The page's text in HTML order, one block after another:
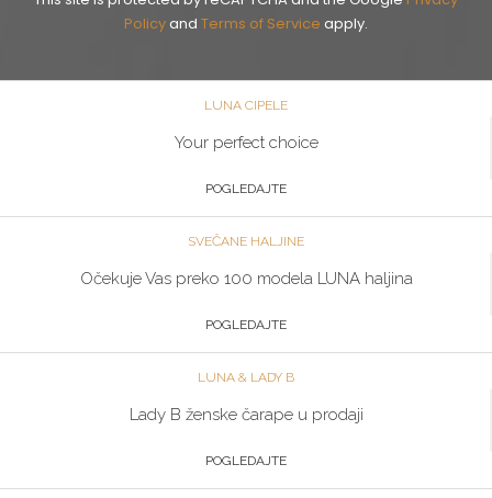
Policyand Terms of Service apply.
LUNA CIPELE
Your perfect choice
POGLEDAJTE
SVEČANE HALJINE
Očekuje Vas preko 100 modela LUNA haljina
POGLEDAJTE
LUNA & LADY B
Lady B ženske čarape u prodaji
POGLEDAJTE